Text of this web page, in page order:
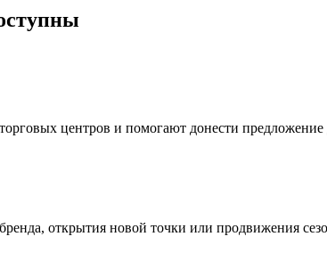
центров и помогают донести предложение
открытия новой точки или продвижения